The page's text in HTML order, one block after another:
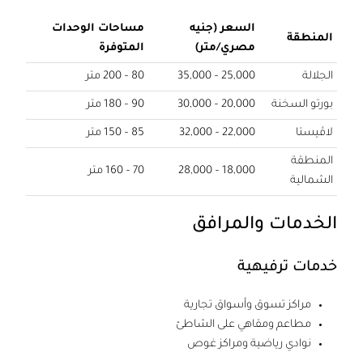
المنطقة
السعر (جنيه
مصري/متر)
مساحات الوحدات
المتوفرة
الجلالة 25,000 – 35,000
بورتو السخنة 20,000 – 30,000
لاڤيستا 22,000 – 32,000
المنطقة
الشمالية
18,000 – 28,000
الخدمات والمرافق
خدمات ترفيهية
مراكز تسوق وأسواق تجارية
مطاعم ومقاهي على الشاطئ
نوادي رياضية ومراكز غوص